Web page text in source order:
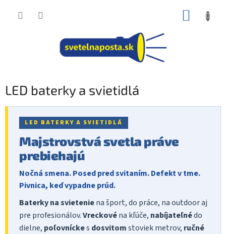
LED baterky a svietidlá
LED BATERKY A SVIETIDLÁ
Majstrovstvá svetla práve
prebiehajú
Nočná smena. Posed pred svitaním. Defekt v tme.
Pivnica, keď vypadne prúd.
Baterky na svieteniena šport, do práce, na outdoor aj
pre profesionálov.Vreckovéna kľúče, nabíjateľnédo
dielne, poľovníckes dosvitomstoviek metrov, ručné